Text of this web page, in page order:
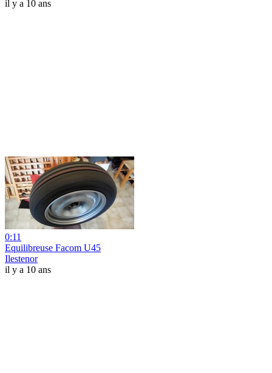
il y a 10 ans
0:11
Equilibreuse Facom U45
Ilestenor
il y a 10 ans